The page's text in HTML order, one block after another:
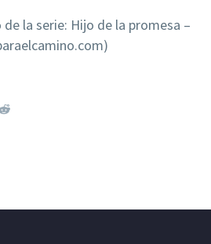
la serie: Hijo de la promesa –